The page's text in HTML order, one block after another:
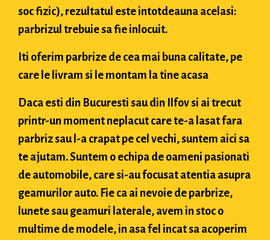
soc fizic), rezultatul este intotdeauna acelasi:
parbrizul trebuie sa fie inlocuit.
Iti oferim parbrize de cea mai buna calitate, pe
care le livram si le montam la tine acasa
Daca esti din Bucuresti sau din Ilfov si ai trecut
printr-un moment neplacut care te-a lasat fara
parbriz sau l-a crapat pe cel vechi, suntem aici sa
te ajutam. Suntem o echipa de oameni pasionati
de automobile, care si-au focusat atentia asupra
geamurilor auto. Fie ca ai nevoie de parbrize,
lunete sau geamuri laterale, avem in stoc o
multime de modele, in asa fel incat sa acoperim